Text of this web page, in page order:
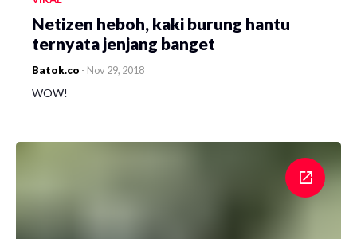
Netizen heboh, kaki burung hantu
ternyata jenjang banget
Batok.co - Nov 29, 2018
WOW!